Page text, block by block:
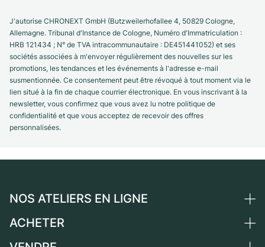
J'autorise CHRONEXT GmbH (Butzweilerhofallee 4, 50829 Cologne,
Allemagne. Tribunal d'Instance de Cologne, Numéro d'Immatriculation :
HRB 121434 ; N° de TVA intracommunautaire : DE451441052) et ses
sociétés associées à m'envoyer régulièrement des nouvelles sur les
promotions, les tendances et les événements à l'adresse e-mail
susmentionnée. Ce consentement peut être révoqué à tout moment via le
lien situé à la fin de chaque courrier électronique. En vous inscrivant à la
newsletter, vous confirmez que vous avez lu notre politique de
confidentialité et que vous acceptez de recevoir des offres
personnalisées.
NOS ATELIERS EN LIGNE
Allemagne
ACHETER